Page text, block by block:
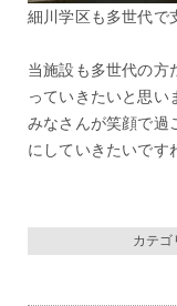
細川学区も多世代で
当施設も多世代の方
っていきたいと思い
みなさんが笑顔で過
にしていきたいです
カテゴ